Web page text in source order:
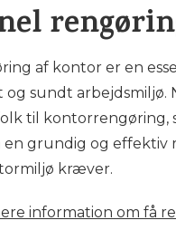
af kontor er en
sundt arbejdsmiljø.
til
en grundig og
kræver.
information om få